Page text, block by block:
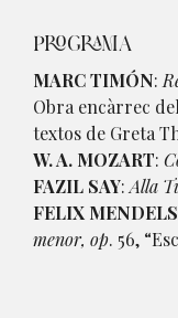
PROGRAMA
MARC TIMÓN:
Obra encàrrec
textos de Greta
W. A. MOZART:
FAZIL SAY: Alla
FELIX
menor, op. 56,